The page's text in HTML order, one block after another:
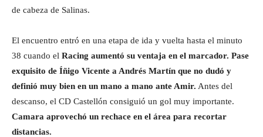
de cabeza de Salinas.
El encuentro entró en una etapa de ida y vuelta hasta el minuto
38 cuando el Racing aumentó su ventaja en el marcador. Pase
exquisito de Íñigo Vicente a Andrés Martín que no dudó y
definió muy bien en un mano a mano ante Amir. Antes del
descanso, el CD Castellón consiguió un gol muy importante.
Camara aprovechó un rechace en el área para recortar
distancias.